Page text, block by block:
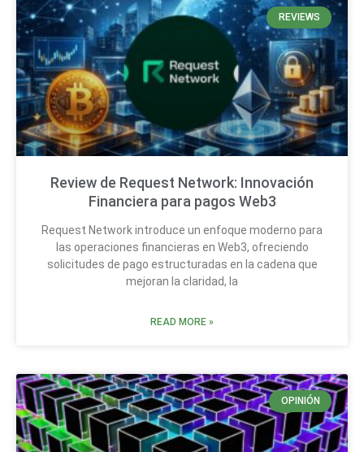
REVIEWS
Review de Request Network: Innovación
Financiera para pagos Web3
Request Network introduce un enfoque moderno para
las operaciones financieras en Web3, ofreciendo
solicitudes de pago estructuradas en la cadena que
mejoran la claridad, la
READ MORE »
OPINIÓN